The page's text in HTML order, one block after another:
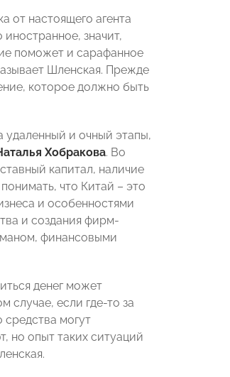
от настоящего агента
значит,
поможет и сарафанное
Шленская. Прежде
которое должно быть
удаленный и очный этапы,
Хобракова. Во
капитал, наличие
что Китай – это
и особенностями
и создания фирм-
финансовыми
денег может
случае, если где-то за
средства могут
но опыт таких ситуаций